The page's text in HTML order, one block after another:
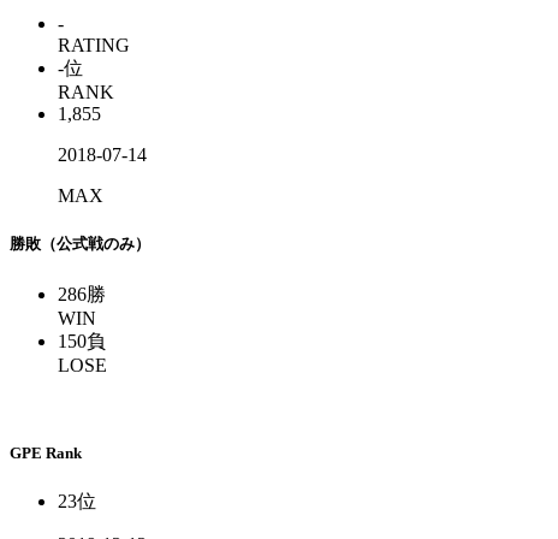
-
RATING
-位
RANK
1,855
2018-07-14
MAX
勝敗（公式戦のみ）
286勝
WIN
150負
LOSE
GPE Rank
23位